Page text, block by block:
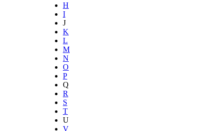
H
I
J
K
L
M
N
O
P
Q
R
S
T
U
V